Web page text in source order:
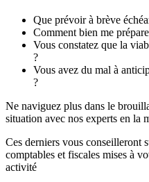
Que prévoir à brève
Comment bien me
Vous constatez que la
?
Vous avez du mal à
?
Ne naviguez plus dans le
situation avec nos experts en la
Ces derniers vous conseilleront
comptables et fiscales mises à
activité